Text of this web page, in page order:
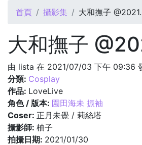
您在這裡
首頁 攝影集 大和撫子
大和撫子
由 lista 在 2021/07/03 下午 09:36
分類: Cosplay
作品: LoveLive
角色 / 版本: 園田海未 振袖
Coser: 正月未覺 / 莉絲塔
攝影師: 柚子
拍攝日期: 2021/01/30